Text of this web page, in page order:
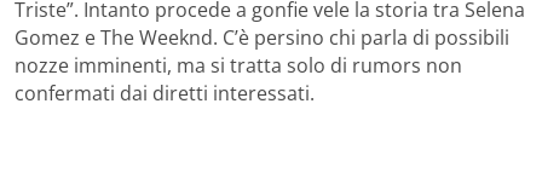
Triste”. Intanto procede a gonfie vele la storia tra Selena
Gomez e The Weeknd. C’è persino chi parla di possibili
nozze imminenti, ma si tratta solo di rumors non
confermati dai diretti interessati.